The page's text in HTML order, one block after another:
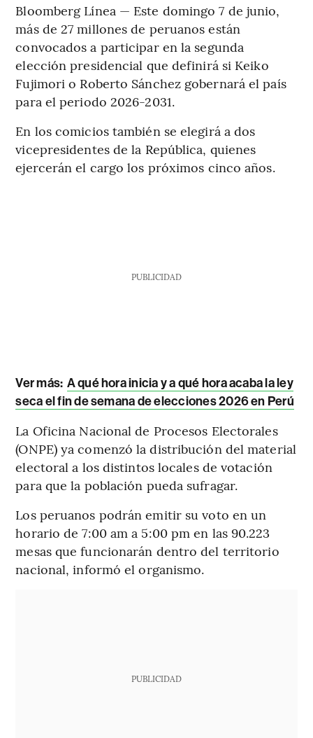
Bloomberg Línea — Este domingo 7 de junio,
más de 27 millones de peruanos están
convocados a participar en la segunda
elección presidencial que definirá si Keiko
Fujimori o Roberto Sánchez gobernará el país
para el periodo 2026-2031.
En los comicios también se elegirá a dos
vicepresidentes de la República, quienes
ejercerán el cargo los próximos cinco años.
PUBLICIDAD
Ver más: A qué hora inicia y a qué hora acaba la ley
seca el fin de semana de elecciones 2026 en Perú
La Oficina Nacional de Procesos Electorales
(ONPE) ya comenzó la distribución del material
electoral a los distintos locales de votación
para que la población pueda sufragar.
Los peruanos podrán emitir su voto en un
horario de 7:00 am a 5:00 pm en las 90.223
mesas que funcionarán dentro del territorio
nacional, informó el organismo.
PUBLICIDAD